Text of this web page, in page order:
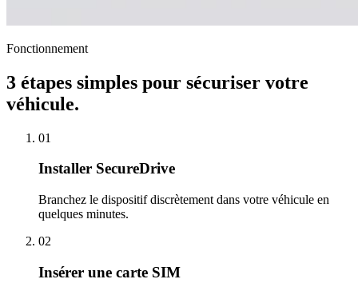
Fonctionnement
3 étapes simples pour sécuriser votre
véhicule.
01
Installer SecureDrive
Branchez le dispositif discrètement dans votre véhicule en
quelques minutes.
02
Insérer une carte SIM